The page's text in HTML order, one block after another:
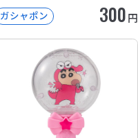
ガシャポン 300円